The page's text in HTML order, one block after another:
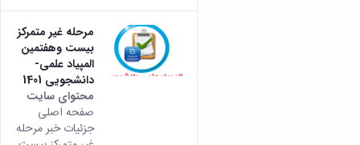
مرحله غیر متمرکز
بیست وهفتمین
المپیاد علمی-
دانشجویی 1401
محتوای سایت
صفحه اصلی
جزئیات خبر مرحله